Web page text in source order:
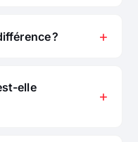
?
elle